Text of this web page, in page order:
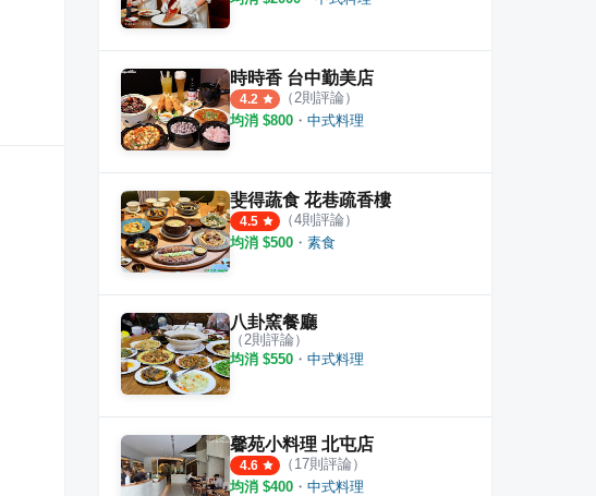
時時香 台中勤美店
4.2 （2則評論）
均消 $800 ・ 中式料理
斐得蔬食 花巷疏香樓
4.5 （4則評論）
均消 $500 ・ 素食
八卦窯餐廳
（ 2則評論）
均消 $550 ・ 中式料理
馨苑小料理 北屯店
4.6 （ 17則評論）
均消 $400 ・ 中式料理